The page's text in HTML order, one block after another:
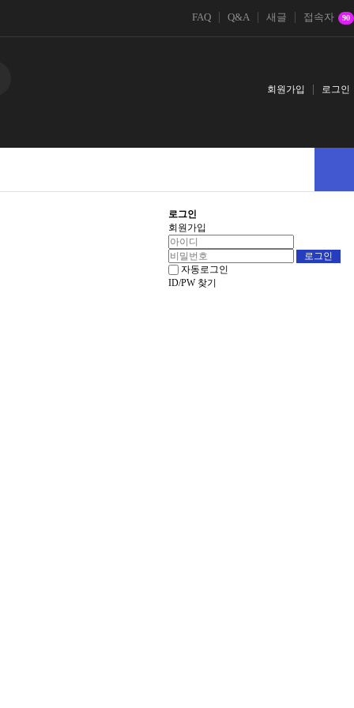
FAQ Q&A 새글 접속자 90
회원가입 로그인
로그인
회원가입
자동로그인
ID/PW 찾기